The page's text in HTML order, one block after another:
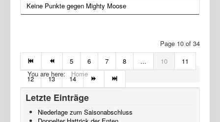
Keine Punkte gegen Mighty Moose
Page 10 of 34
5
6 7 8 ... 10
11
12
13 14
You are here: Home
Letzte Einträge
Niederlage zum Saisonabschluss